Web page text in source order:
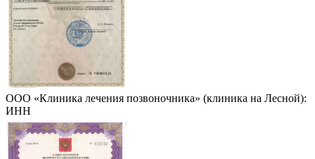
ООО «Клиника лечения позвоночника» (клиника на Лесной):
ИНН